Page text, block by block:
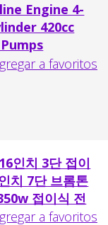
Engine 4-
420cc
인치 3단 접이
치 7단 브롬톤
접이식 전